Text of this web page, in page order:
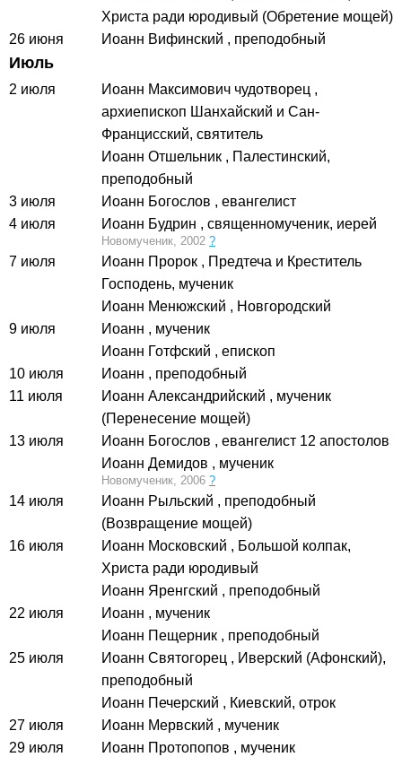
Христа ради юродивый (Обретение мощей)
26 июня
Иоанн Вифинский , преподобный
Июль
2 июля Иоанн Максимович чудотворец ,
архиепископ Шанхайский и Сан-
Францисский, святитель
Иоанн Отшельник , Палестинский,
преподобный
3 июля
Иоанн Богослов , евангелист
4 июля
Иоанн Будрин , священномученик, иерей
Новомученик, 2002 ?
7 июля Иоанн Пророк , Предтеча и Креститель
Господень, мученик
Иоанн Менюжский , Новгородский
9 июля
Иоанн , мученик
Иоанн Готфский , епископ
10 июля
Иоанн , преподобный
11 июля
Иоанн Александрийский , мученик
(Перенесение мощей)
13 июля
Иоанн Богослов , евангелист 12 апостолов
Иоанн Демидов , мученик
Новомученик, 2006 ?
14 июля Иоанн Рыльский , преподобный
(Возвращение мощей)
16 июля
Иоанн Московский , Большой колпак,
Христа ради юродивый
Иоанн Яренгский , преподобный
22 июля
Иоанн , мученик
Иоанн Пещерник , преподобный
25 июля
Иоанн Святогорец , Иверский (Афонский),
преподобный
Иоанн Печерский , Киевский, отрок
27 июля
Иоанн Мервский , мученик
29 июля
Иоанн Протопопов , мученик